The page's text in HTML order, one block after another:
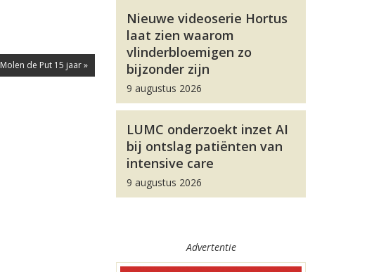
Molen de Put 15 jaar »
Nieuwe videoserie Hortus
laat zien waarom
vlinderbloemigen zo
bijzonder zijn
9 augustus 2026
LUMC onderzoekt inzet AI
bij ontslag patiënten van
intensive care
9 augustus 2026
Advertentie